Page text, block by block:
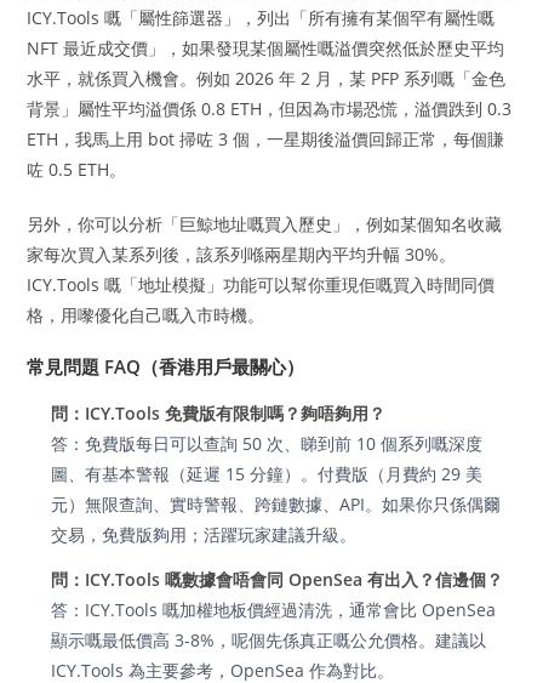
ICY.Tools 嘅「屬性篩選器」，列出「所有擁有某個罕有屬性嘅
NFT 最近成交價」，如果發現某個屬性嘅溢價突然低於歷史平均
水平，就係買入機會。例如 2026 年 2 月，某 PFP 系列嘅「金色
背景」屬性平均溢價係 0.8 ETH，但因為市場恐慌，溢價跌到 0.3
ETH，我馬上用 bot 掃咗 3 個，一星期後溢價回歸正常，每個賺
咗 0.5 ETH。
另外，你可以分析「巨鯨地址嘅買入歷史」，例如某個知名收藏
家每次買入某系列後，該系列喺兩星期內平均升幅 30%。
ICY.Tools 嘅「地址模擬」功能可以幫你重現佢嘅買入時間同價
格，用嚟優化自己嘅入市時機。
常見問題 FAQ（香港用戶最關心）
問：ICY.Tools 免費版有限制嗎？夠唔夠用？
答：免費版每日可以查詢 50 次、睇到前 10 個系列嘅深度
圖、有基本警報（延遲 15 分鐘）。付費版（月費約 29 美
元）無限查詢、實時警報、跨鏈數據、API。如果你只係偶爾
交易，免費版夠用；活躍玩家建議升級。
問：ICY.Tools 嘅數據會唔會同 OpenSea 有出入？信邊個？
答：ICY.Tools 嘅加權地板價經過清洗，通常會比 OpenSea
顯示嘅最低價高 3-8%，呢個先係真正嘅公允價格。建議以
ICY.Tools 為主要參考，OpenSea 作為對比。